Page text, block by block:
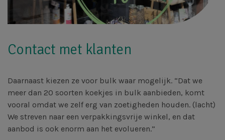
Contact met klanten
Daarnaast kiezen ze voor bulk waar mogelijk. “Dat we
meer dan 20 soorten koekjes in bulk aanbieden, komt
vooral omdat we zelf erg van zoetigheden houden. (lacht)
We streven naar een verpakkingsvrije winkel, en dat
aanbod is ook enorm aan het evolueren.”